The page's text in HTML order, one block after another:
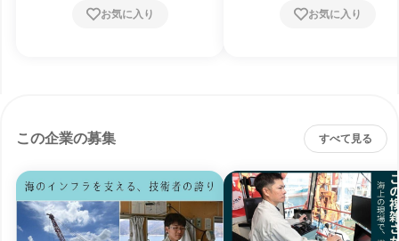
お気に入り お気に入り
この企業の募集 すべて見る